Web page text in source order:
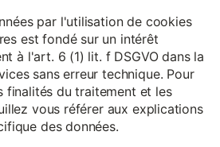
par l'utilisation de cookies
est fondé sur un intérêt
à l'art. 6 (1) lit. f DSGVO dans la
sans erreur technique. Pour
finalités du traitement et les
vous référer aux explications
des données.